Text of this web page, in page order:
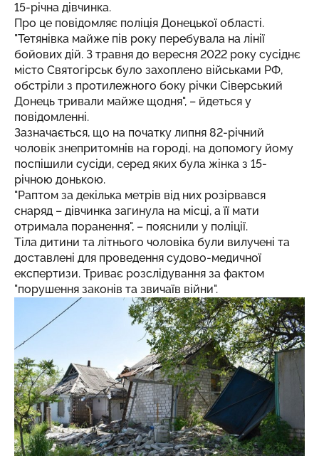
15-річна дівчинка.
Про це повідомляє поліція Донецької області.
"Тетянівка майже пів року перебувала на лінії
бойових дій. З травня до вересня 2022 року сусіднє
місто Святогірськ було захоплено військами РФ,
обстріли з протилежного боку річки Сіверський
Донець тривали майже щодня", – йдеться у
повідомленні.
Зазначається, що на початку липня 82-річний
чоловік знепритомнів на городі, на допомогу йому
поспішили сусіди, серед яких була жінка з 15-
річною донькою.
"Раптом за декілька метрів від них розірвався
снаряд – дівчинка загинула на місці, а її мати
отримала поранення", – пояснили у поліції.
Тіла дитини та літнього чоловіка були вилучені та
доставлені для проведення судово-медичної
експертизи. Триває розслідування за фактом
"порушення законів та звичаїв війни".